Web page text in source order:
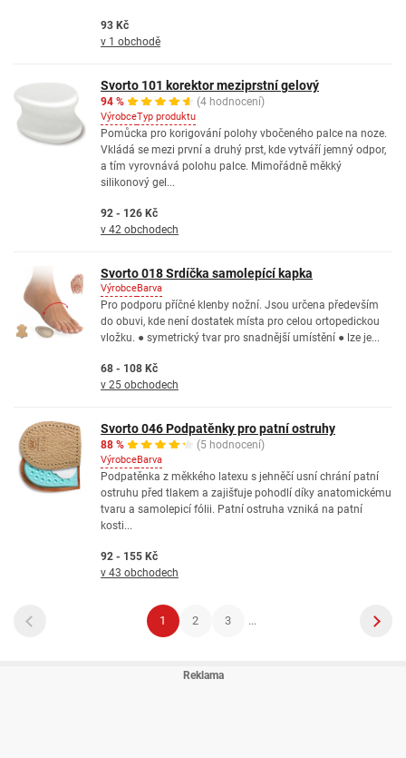
93 Kč
v 1 obchodě
Svorto 101 korektor meziprstní gelový
94 % (4 hodnocení)
VýrobceTyp produktu
Pomůcka pro korigování polohy vbočeného palce na noze.
Vkládá se mezi první a druhý prst, kde vytváří jemný odpor,
a tím vyrovnává polohu palce. Mimořádně měkký
silikonový gel...
92 - 126 Kč
v 42 obchodech
Svorto 018 Srdíčka samolepící kapka
VýrobceBarva
Pro podporu příčné klenby nožní. Jsou určena především
do obuvi, kde není dostatek místa pro celou ortopedickou
vložku. ● symetrický tvar pro snadnější umístění ● lze je...
68 - 108 Kč
v 25 obchodech
Svorto 046 Podpatěnky pro patní ostruhy
88 % (5 hodnocení)
VýrobceBarva
Podpatěnka z měkkého latexu s jehněčí usní chrání patní
ostruhu před tlakem a zajišťuje pohodlí díky anatomickému
tvaru a samolepicí fólii. Patní ostruha vzniká na patní
kosti...
92 - 155 Kč
v 43 obchodech
1 2 3 ...